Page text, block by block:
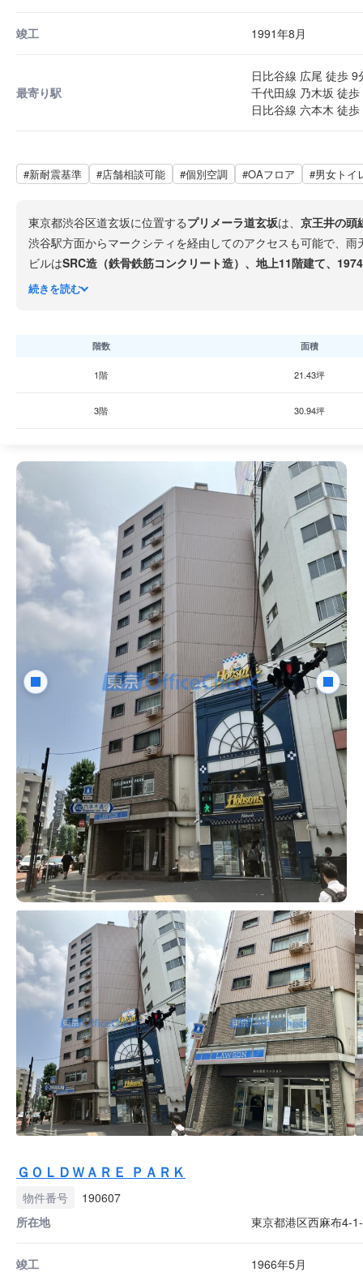
竣工 1991年8月
最寄り駅
日比谷線 広尾 徒歩 9
千代田線 乃木坂 徒歩
日比谷線 六本木 徒
#新耐震基準 #店舗相談可能 #個別空調 #OAフロア #男女トイ
東京都渋谷区道玄坂に位置するプリメーラ道玄坂は、 京王井の頭
渋谷駅方面からマークシティを経由してのアクセスも可能で、
ビルはSRC造（鉄骨鉄筋コンクリート造）、地上11階建て、
えています。賃貸会議室の利用にも対応しています。
続きを読む
階数 面積
1階 21.43坪
3階 30.94坪
ＧＯＬＤＷＡＲＥ ＰＡＲＫ
物件番号
190607
所在地
東京都港区西麻布4-
竣工 1966年5月